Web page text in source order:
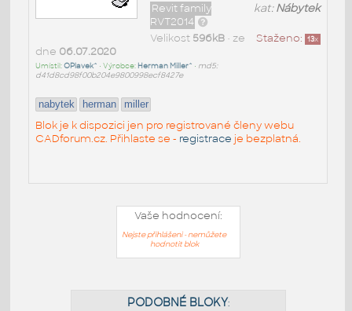
kat:Nábytek
Revit family
RVT2014
Staženo: 13x
Velikost 596kB• ze
dne 06.07.2020
Umístil:OPlavek^ • Výrobce: Herman Miller^ • md5:
d41d8cd98f00b204e9800998ecf8427e
nabytek herman miller
Blok je k dispozici jen pro registrované členy webu
CADforum.cz. Přihlaste se - registrace je bezplatná.
Vaše hodnocení:
Nejste přihlášeni - nemůžete
hodnotit blok